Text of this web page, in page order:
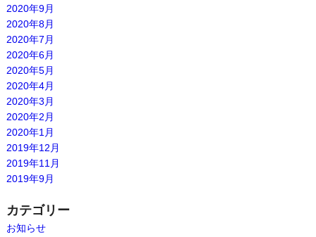
2020年9月
2020年8月
2020年7月
2020年6月
2020年5月
2020年4月
2020年3月
2020年2月
2020年1月
2019年12月
2019年11月
2019年9月
カテゴリー
お知らせ